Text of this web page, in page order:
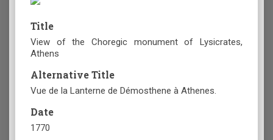
Title
View of the Choregic monument of Lysicrates,
Athens
Alternative Title
Vue de la Lanterne de Démosthene à Athenes.
Date
1770